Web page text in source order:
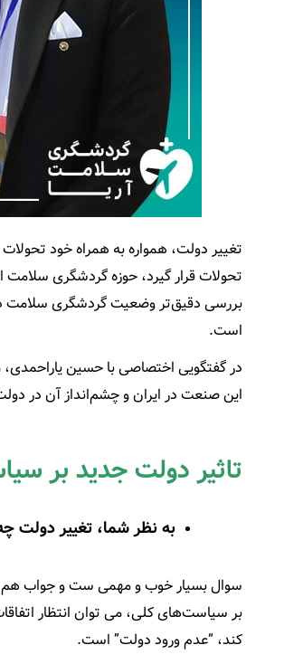
تغییر دولت، همواره به همراه خود
تحولات قرار گیرد، حوزه گردشگری
بررسی دقیق‌تر وضعیت گردشگری سلامت
است.
در گفتگویی اختصاصی با حسین
این صنعت در ایران و چشم‌انداز آن در
تاثیر دولت جدید بر
به نظر شما، تغییر دولت
سوال بسیار خوب و مهمی ست و جواب هم
بر سیاست‌های کلی، می توان انتظار
کند، “عدم ورود دولت” است.